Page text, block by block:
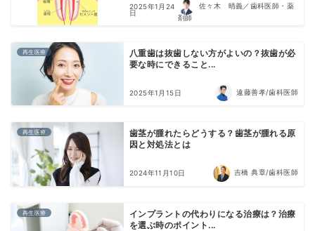
2025年1月24
日
佐々木 晴義／歯科医師・薬
剤師
再生医療
八重歯は抜歯しない方がよいの？抜歯が必
要な時にできること...
2025年1月15日 遠藤善孝/歯科医師
再生医療
歯茎が腫れたらどうする？歯茎が腫れる原
因と対処法とは
2024年11月10日 吉橋 典章/歯科医師
再生医療
インプラントの代わりになる治療は？治療
を選ぶ時のポイント...